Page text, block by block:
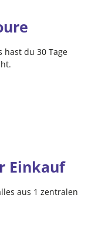
hast du 30 Tage
Einkauf
aus 1 zentralen